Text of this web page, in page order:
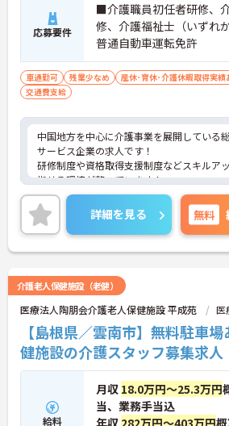
応募要件
■介護職員初任者研修、
修、介護福祉士（いずれ
普通自動車運転免許
車通勤可 残業少なめ 産休･育休･介護休暇取得実績
交通費支給
中国地方を中心に介護事業を展開している
サービス企業の求人です！
研修制度や資格取得支援制度などスキルア
指せる環境が整っています！
ご興味ある方には、面接のポイントなど、
細をお話致しますのでお気軽にご相談くだ
詳細を見る 無料
介護老人保健施設（老健）
医療法人陶朋会介護老人保健施設 平成苑 医
【島根県／雲南市】無料駐車
健施設の介護スタッフ募集求人
給料
月収 18.0万円～25.3万円
当、業務手当込